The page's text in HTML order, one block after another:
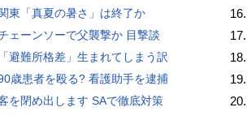
東「真夏の暑さ」は終了か
ェーンソーで父襲撃か 目撃談
「避難所格差」生まれてしまう訳
歳患者を殴る? 看護助手を逮捕
を閉め出します SAで徹底対策
16.
17.
18.
19.
20.